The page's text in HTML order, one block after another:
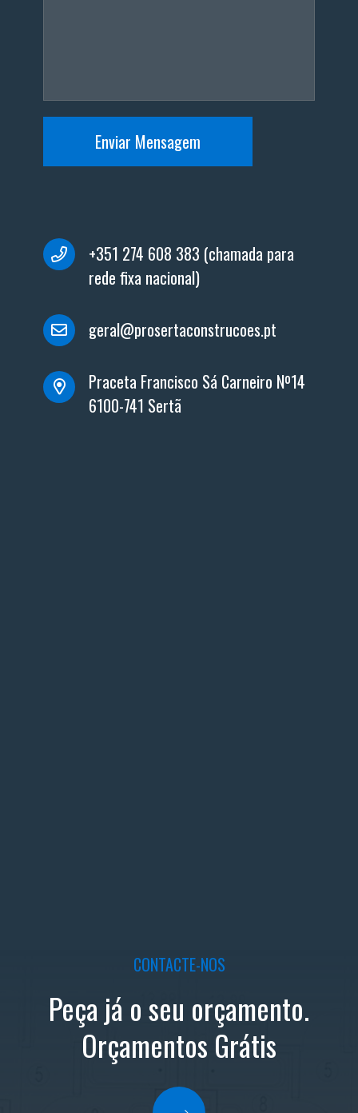
Enviar Mensagem
+351 274 608 383 (chamada para
rede fixa nacional)
geral@prosertaconstrucoes.pt
Praceta Francisco Sá Carneiro Nº14
6100-741 Sertã
CONTACTE-NOS
Peça já o seu orçamento.
Orçamentos Grátis